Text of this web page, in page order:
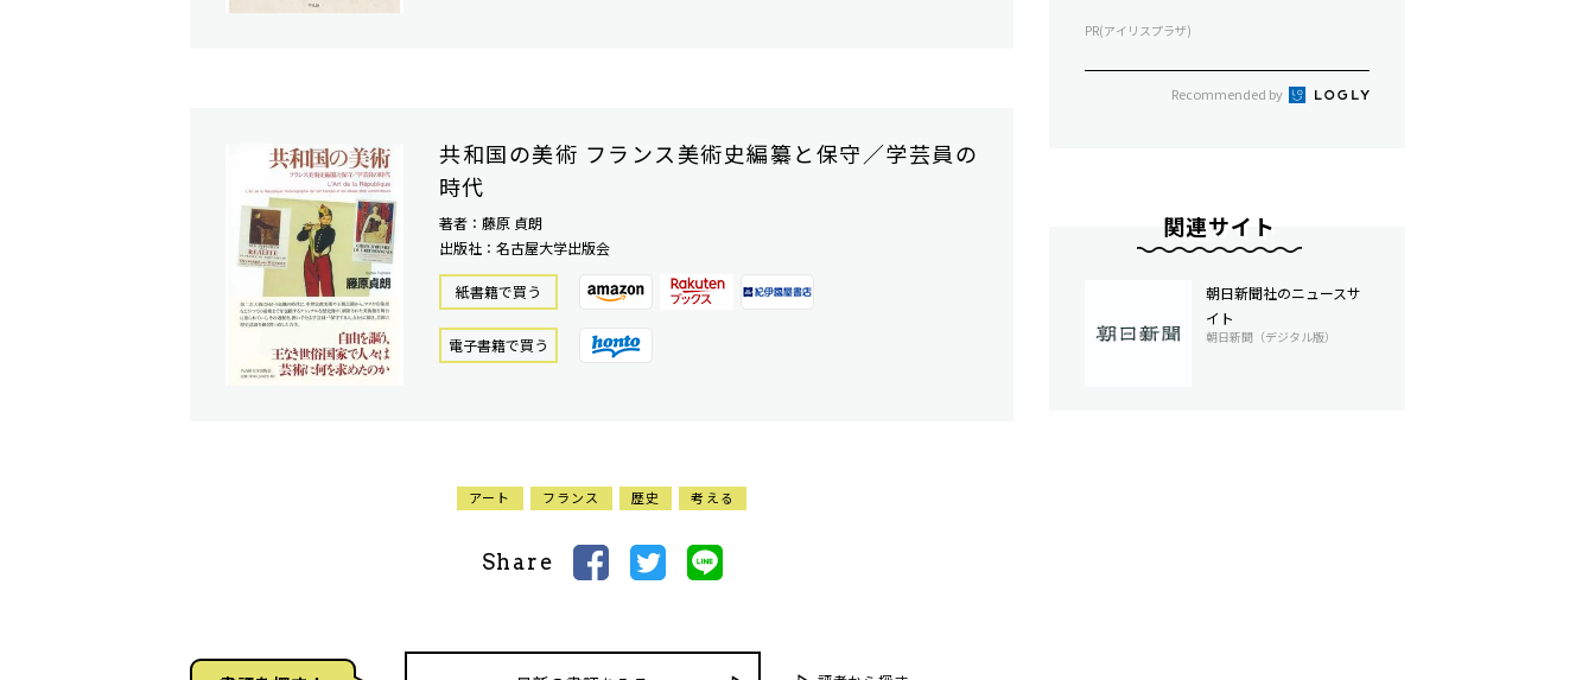
共和国の美術 フランス美術史編纂と保守／学芸員の
時代
著者：藤原 貞朗
出版社：名古屋大学出版会
紙書籍で買う
電⼦書籍で買う
アート フランス 歴史 考える
Share
PR(アイリスプラザ)
Recommended by
関連サイト
朝日新聞社のニュースサ
イト
朝日新聞（デジタル版）